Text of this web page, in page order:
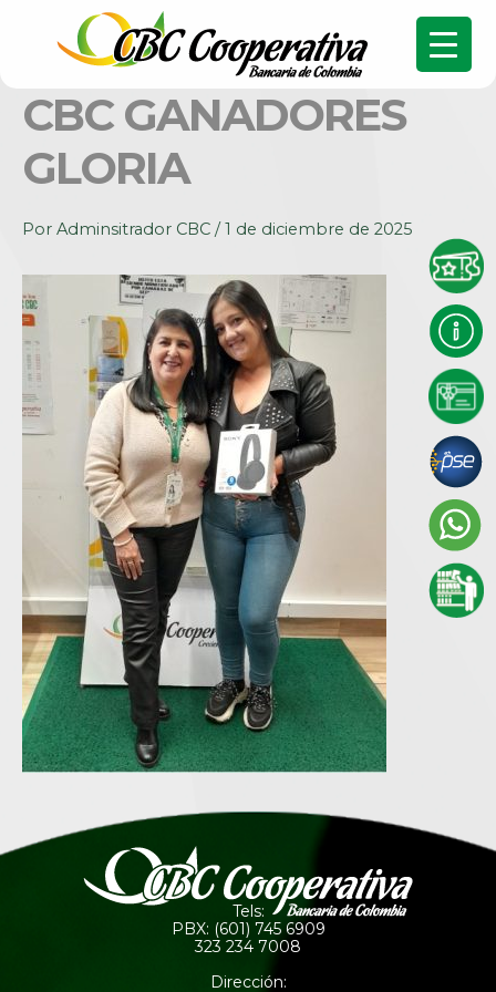
CBC GANADORES
GLORIA
Por Adminsitrador CBC /1 de diciembre de 2025
Tels:
PBX: (601) 745 6909
323 234 7008
Dirección: